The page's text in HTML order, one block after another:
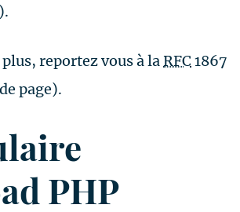
reportez vous à laRFC 1867
page).
PHP